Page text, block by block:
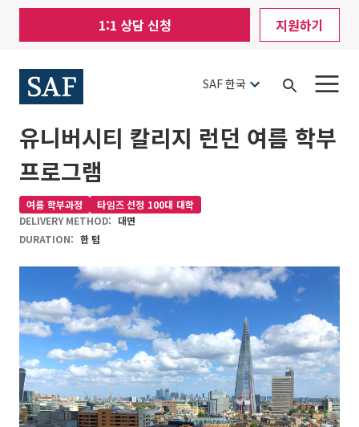
Skip
main
content
Utility
Menu
1:1 상담 신청 지원하기
SAF 한국
Open
유니버시티 칼리지 런던 여름 학부
프로그램
여름 학부과정
타임즈 선정 100대 대학
DELIVERY METHOD: 대면
DURATION: 한 텀